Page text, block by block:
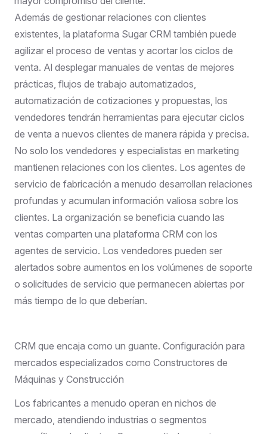
Además de gestionar relaciones con clientes
existentes, la plataforma Sugar CRM también puede
agilizar el proceso de ventas y acortar los ciclos de
venta. Al desplegar manuales de ventas de mejores
prácticas, flujos de trabajo automatizados,
automatización de cotizaciones y propuestas, los
vendedores tendrán herramientas para ejecutar ciclos
de venta a nuevos clientes de manera rápida y precisa.
No solo los vendedores y especialistas en marketing
mantienen relaciones con los clientes. Los agentes de
servicio de fabricación a menudo desarrollan relaciones
profundas y acumulan información valiosa sobre los
clientes. La organización se beneficia cuando las
ventas comparten una plataforma CRM con los
agentes de servicio. Los vendedores pueden ser
alertados sobre aumentos en los volúmenes de soporte
o solicitudes de servicio que permanecen abiertas por
más tiempo de lo que deberían.
CRM que encaja como un guante. Configuración para
mercados especializados como Constructores de
Máquinas y Construcción
Los fabricantes a menudo operan en nichos de
mercado, atendiendo industrias o segmentos